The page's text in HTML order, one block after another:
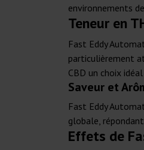
environnements
Teneur en
Fast Eddy
particulièrement
CBD un choix
Saveur et
Fast Eddy
globale,
Effets de